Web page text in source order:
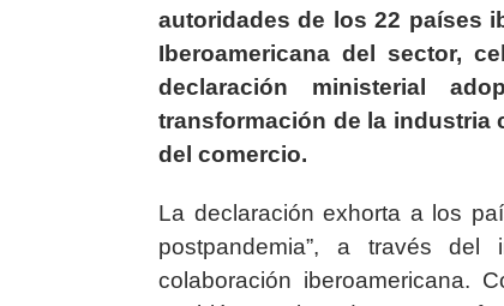
autoridades de los 22 países
Iberoamericana del sector,
declaración ministerial
transformación de la industria
del comercio.
La declaración exhorta a los
postpandemia”, a través
colaboración iberoamericana.